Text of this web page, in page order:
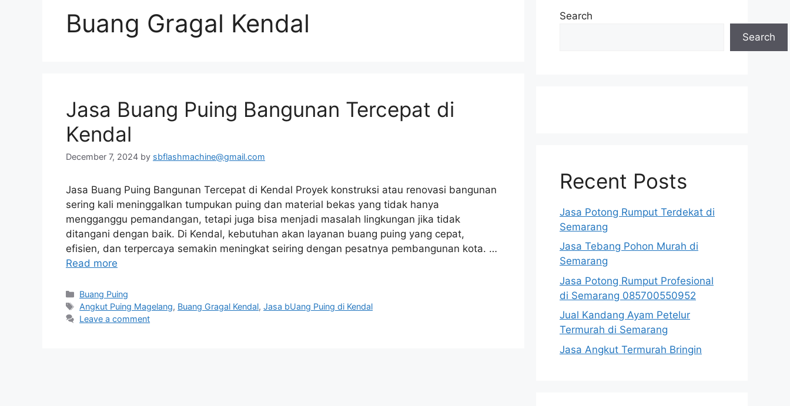
Buang Gragal Kendal
Jasa Buang Puing Bangunan Tercepat di
Kendal
December 7, 2024 by sbflashmachine@gmail.com
Jasa Buang Puing Bangunan Tercepat di Kendal Proyek konstruksi atau renovasi bangunan
sering kali meninggalkan tumpukan puing dan material bekas yang tidak hanya
mengganggu pemandangan, tetapi juga bisa menjadi masalah lingkungan jika tidak
ditangani dengan baik. Di Kendal, kebutuhan akan layanan buang puing yang cepat,
efisien, dan terpercaya semakin meningkat seiring dengan pesatnya pembangunan kota. …
Read more
Categories
Buang Puing
Tags
Angkut Puing Magelang, Buang Gragal Kendal,Jasa bUang Puing di Kendal
Leave a comment
Search
Search
Recent Posts
Jasa Potong Rumput Terdekat di
Semarang
Jasa Tebang Pohon Murah di
Semarang
Jasa Potong Rumput Profesional
di Semarang 085700550952
Jual Kandang Ayam Petelur
Termurah di Semarang
Jasa Angkut Termurah Bringin